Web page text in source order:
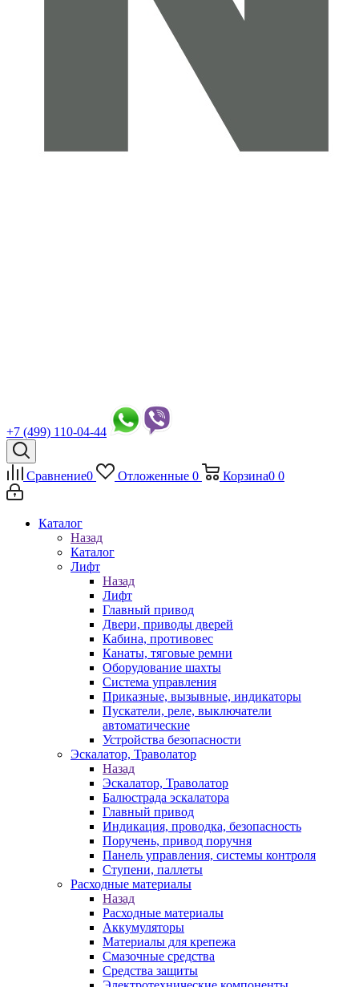
+7 (499) 110-04-44
Сравнение0 Отложенные 0 Корзина0 0
Каталог
Назад
Каталог
Лифт
Назад
Лифт
Главный привод
Двери, приводы дверей
Кабина, противовес
Канаты, тяговые ремни
Оборудование шахты
Система управления
Приказные, вызывные, индикаторы
Пускатели, реле, выключатели
автоматические
Устройства безопасности
Эскалатор, Траволатор
Назад
Эскалатор, Траволатор
Балюстрада эскалатора
Главный привод
Индикация, проводка, безопасность
Поручень, привод поручня
Панель управления, системы контроля
Ступени, паллеты
Расходные материалы
Назад
Расходные материалы
Аккумуляторы
Материалы для крепежа
Смазочные средства
Средства защиты